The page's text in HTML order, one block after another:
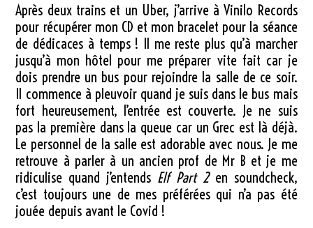
Après deux trains et un Uber, j’arrive à Vinilo Records
pour récupérer mon CD et mon bracelet pour la séance
de dédicaces à temps ! Il me reste plus qu’à marcher
jusqu’à mon hôtel pour me préparer vite fait car je
dois prendre un bus pour rejoindre la salle de ce soir.
Il commence à pleuvoir quand je suis dans le bus mais
fort heureusement, l’entrée est couverte. Je ne suis
pas la première dans la queue car un Grec est là déjà.
Le personnel de la salle est adorable avec nous. Je me
retrouve à parler à un ancien prof de Mr B et je me
ridiculise quand j’entends Elf Part 2en soundcheck,
c’est toujours une de mes préférées qui n’a pas été
jouée depuis avant le Covid !